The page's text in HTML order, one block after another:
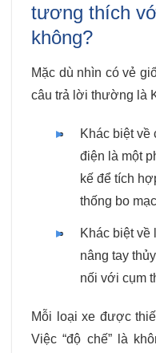
tương thích
không?
Mặc dù nhìn có vẻ
câu trả lời thường là
Khác biệt về
điện là một
kế để tích
thống bo
Khác biệt về
nâng tay
nối với cụm
Mỗi loại xe được
Việc “độ chế” là